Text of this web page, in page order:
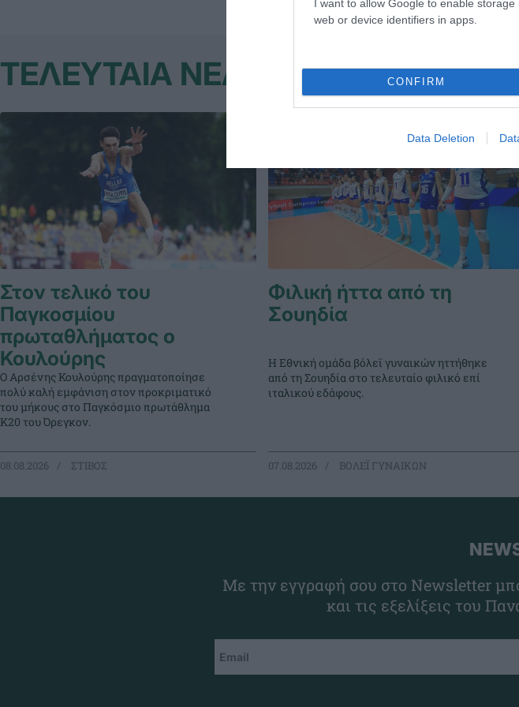
I want to allow Google to enable
web or device identifiers in apps.
CONFIRM
Data Deletion
ΤΕΛΕΥΤΑΙΑ ΝΕΑ
Στον τελικό του
Παγκοσμίου
πρωταθλήματος ο
Κουλούρης
Ο Αρσένης Κουλούρης πραγματοποίησε
πολύ καλή εμφάνιση στον προκριματικό
του μήκους στο Παγκόσμιο πρωτάθλημα
Κ20 του Όρεγκον.
08.08.2026 ΣΤΙΒΟΣ
Φιλική ήττα από τη
Σουηδία
Η Εθνική ομάδα βόλεϊ γυναικών ηττήθηκε
από τη Σουηδία στο τελευταίο φιλικό επί
ιταλικού εδάφους.
07.08.2026 ΒΟΛΕΪ ΓΥΝΑΙΚΩΝ
Με την εγγραφή σου στο Newsletter
και τις εξελίξεις του